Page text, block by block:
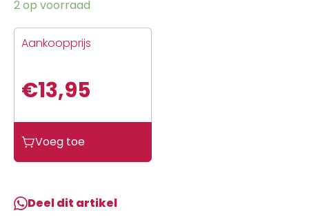
2 op voorraad
Aankoopprijs
€13,95
Luchtfilter
element
gaten
aantal
Voeg toe
Deel dit artikel